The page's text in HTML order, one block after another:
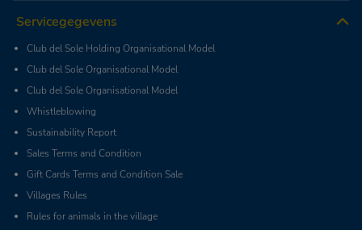
Servicegegevens
Club del Sole Holding Organisational Model
Club del Sole Organisational Model
Club del Sole Organisational Model
Whistleblowing
Sustainability Report
Sales Terms and Condition
Gift Cards Terms and Condition Sale
Villages Rules
Rules for animals in the village